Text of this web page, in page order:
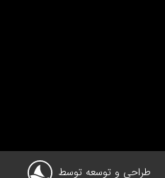
طراحی و توسعه توسط